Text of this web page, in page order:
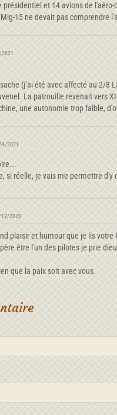
présidentiel et 14 avions de l'aéro-
15 ne devait pas comprendre
(j’ai été avec affecté au 2/8
La patrouille revenait vers
une autonomie trop faible,
2021
si réelle, je vais me permettre
12/2020
plaisir et humour que je lis
être l'un des pilotes je prie
que la paix soit avec vous.